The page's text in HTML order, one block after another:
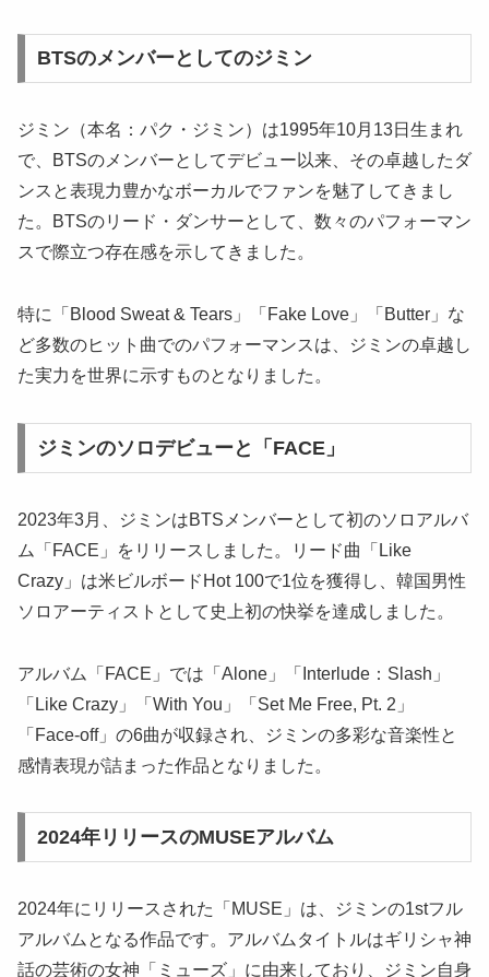
BTSのメンバーとしてのジミン
ジミン（本名：パク・ジミン）は1995年10月13日生まれ
で、BTSのメンバーとしてデビュー以来、その卓越したダ
ンスと表現力豊かなボーカルでファンを魅了してきまし
た。BTSのリード・ダンサーとして、数々のパフォーマン
スで際立つ存在感を示してきました。
特に「Blood Sweat & Tears」「Fake Love」「Butter」な
ど多数のヒット曲でのパフォーマンスは、ジミンの卓越し
た実力を世界に示すものとなりました。
ジミンのソロデビューと「FACE」
2023年3月、ジミンはBTSメンバーとして初のソロアルバ
ム「FACE」をリリースしました。リード曲「Like
Crazy」は米ビルボードHot 100で1位を獲得し、韓国男性
ソロアーティストとして史上初の快挙を達成しました。
アルバム「FACE」では「Alone」「Interlude：Slash」
「Like Crazy」「With You」「Set Me Free, Pt. 2」
「Face-off」の6曲が収録され、ジミンの多彩な音楽性と
感情表現が詰まった作品となりました。
2024年リリースのMUSEアルバム
2024年にリリースされた「MUSE」は、ジミンの1stフル
アルバムとなる作品です。アルバムタイトルはギリシャ神
話の芸術の女神「ミューズ」に由来しており、ジミン自身